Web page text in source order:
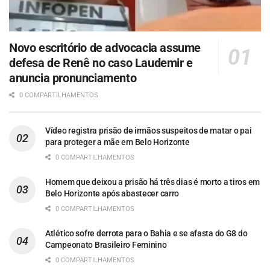
Novo escritório de advocacia assume
defesa de Renê no caso Laudemir e
anuncia pronunciamento
0 COMPARTILHAMENTOS
Vídeo registra prisão de irmãos suspeitos de matar o pai
para proteger a mãe em Belo Horizonte
0 COMPARTILHAMENTOS
Homem que deixou a prisão há três dias é morto a tiros em
Belo Horizonte após abastecer carro
0 COMPARTILHAMENTOS
Atlético sofre derrota para o Bahia e se afasta do G8 do
Campeonato Brasileiro Feminino
0 COMPARTILHAMENTOS